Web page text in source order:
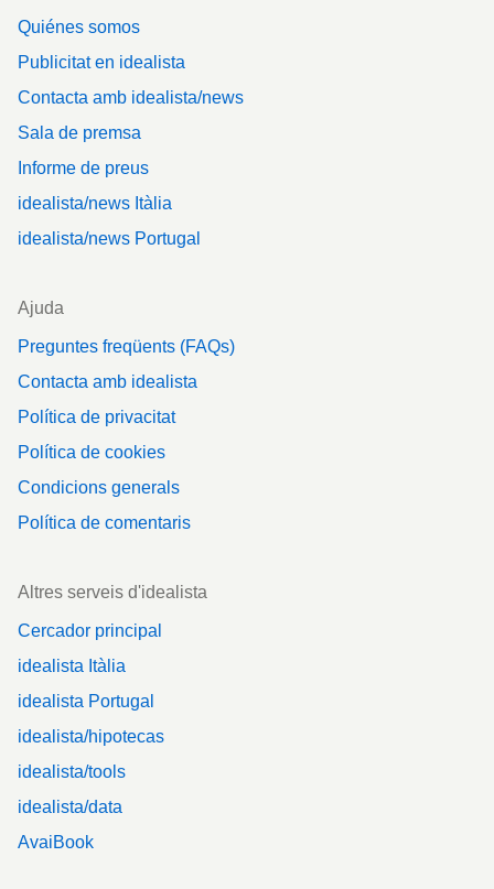
Quiénes somos
Publicitat en idealista
Contacta amb idealista/news
Sala de premsa
Informe de preus
idealista/news Itàlia
idealista/news Portugal
Ajuda
Preguntes freqüents (FAQs)
Contacta amb idealista
Política de privacitat
Política de cookies
Condicions generals
Política de comentaris
Altres serveis d'idealista
Cercador principal
idealista Itàlia
idealista Portugal
idealista/hipotecas
idealista/tools
idealista/data
AvaiBook